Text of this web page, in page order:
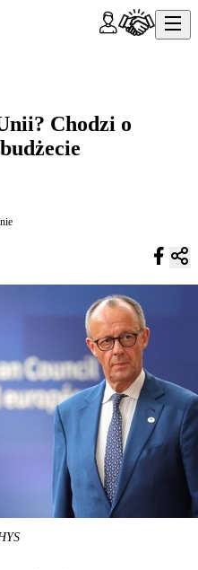
Chodzi o